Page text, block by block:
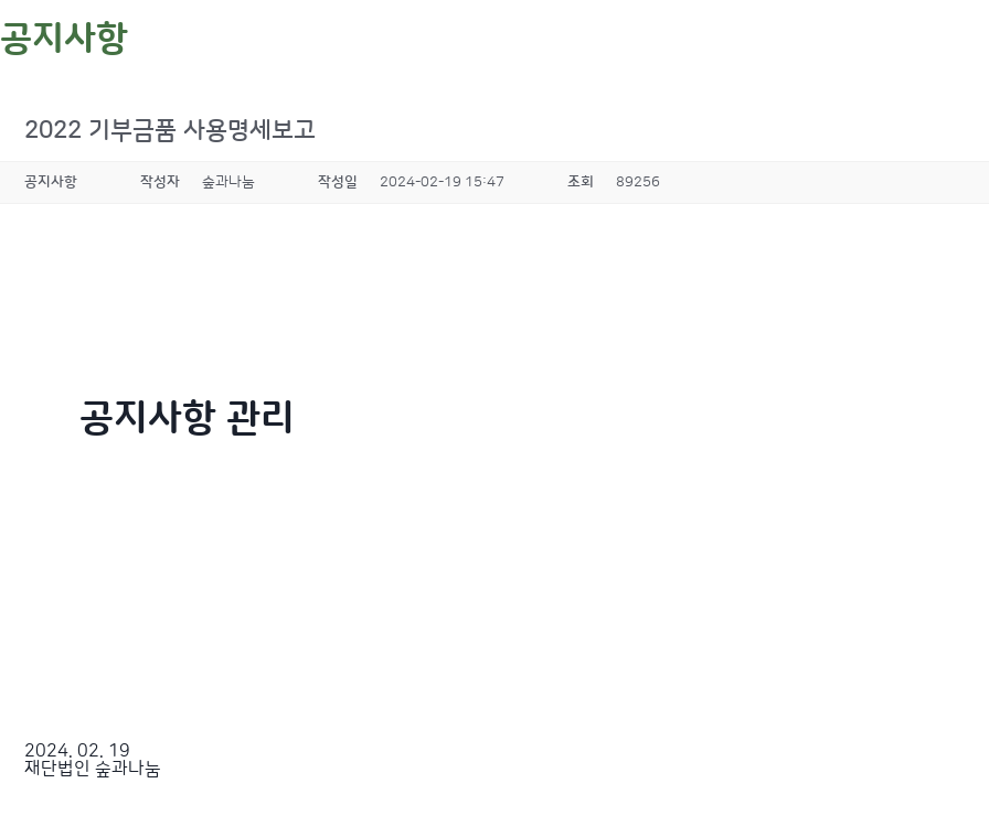
공지사항
2022 기부금품 사용명세보고
공지사항 작성자 숲과나눔 작성일 2024-02-19 15:47 조회 89256
공지사항 관리
2024. 02. 19
재단법인 숲과나눔